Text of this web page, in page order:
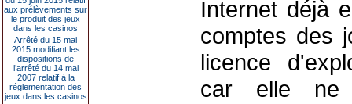
aux prélèvements sur
le produit des jeux
dans les casinos
Arrêté du 15 mai
2015 modifiant les
dispositions de
l’arrêté du 14 mai
2007 relatif à la
réglementation des
jeux dans les casinos
Internet déjà
comptes des
licence
car elle ne